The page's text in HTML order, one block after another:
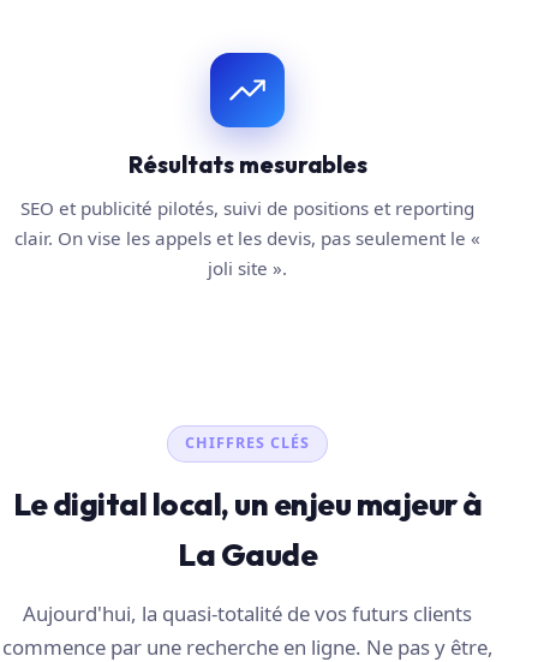
Résultats mesurables
SEO et publicité pilotés, suivi de positions et reporting
clair. On vise les appels et les devis, pas seulement le «
joli site ».
CHIFFRES CLÉS
Le digital local, un enjeu majeur à
La Gaude
Aujourd'hui, la quasi-totalité de vos futurs clients
commence par une recherche en ligne. Ne pas y être,